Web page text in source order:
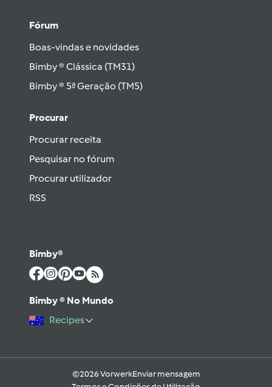
Fórum
Boas-vindas e novidades
Bimby ® Clássica (TM31)
Bimby ® 5ª Geração (TM5)
Procurar
Procurar receita
Pesquisar no fórum
Procurar utilizador
RSS
Bimby®
Bimby ® No Mundo
Recipes
©2026 VorwerkEnviar mensagem